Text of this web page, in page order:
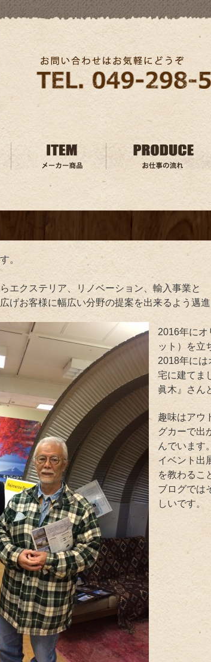
。
エクステリア、リノベーション、輸入事業と
げお客様に幅広い分野の提案を出来るよう邁
2016年にオ
ット）を立
2018年に
宅に建てま
眞木』さん
趣味はアウ
グカーで出
んでいます
イベント出
を教わるこ
ブログでは
しいです。